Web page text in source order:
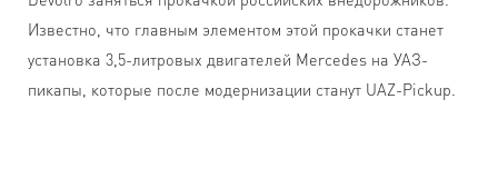
Известно, что главным элементом этой прокачки станет
установка 3,5-литровых двигателей Mercedes на УАЗ-
пикапы, которые после модернизации станут UAZ-Pickup.